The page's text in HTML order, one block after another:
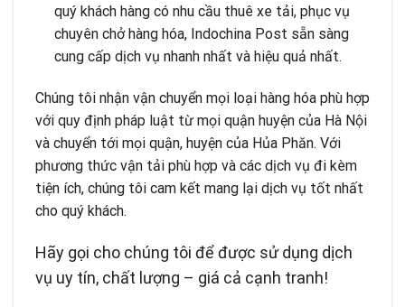
quý khách hàng có nhu cầu thuê xe tải, phục vụ
chuyên chở hàng hóa, Indochina Post sẵn sàng
cung cấp dịch vụ nhanh nhất và hiệu quả nhất.
Chúng tôi nhận vận chuyển mọi loại hàng hóa phù hợp
với quy định pháp luật từ mọi quận huyện của Hà Nội
và chuyển tới mọi quận, huyện của Hủa Phăn. Với
phương thức vận tải phù hợp và các dịch vụ đi kèm
tiện ích, chúng tôi cam kết mang lại dịch vụ tốt nhất
cho quý khách.
Hãy gọi cho chúng tôi để được sử dụng dịch
vụ uy tín, chất lượng – giá cả cạnh tranh!